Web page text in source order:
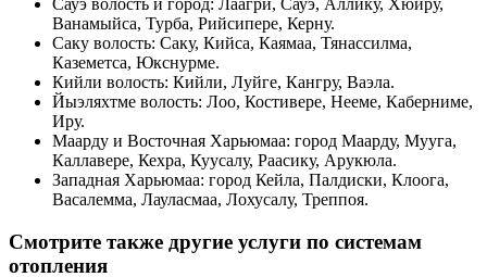
Ванамыйса, Турба, Рийсипере, Керну.
Саку волость: Саку, Кийса, Каямаа, Тянассилма,
Каземетса, Юкснурме.
Кийли волость: Кийли, Луйге, Кангру, Ваэла.
Йыэляхтме волость: Лоо, Костивере, Нееме, Каберниме,
Иру.
Маарду и Восточная Харьюмаа: город Маарду, Муугa,
Каллавере, Кехра, Куусалу, Раасику, Арукюла.
Западная Харьюмаа: город Кейла, Палдиски, Клоога,
Васалемма, Лауласмаа, Лохусалу, Треппоя.
Смотрите также другие услуги по системам
отопления